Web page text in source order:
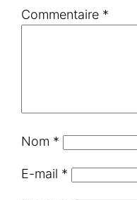
Commentaire *
Nom *
E-mail *